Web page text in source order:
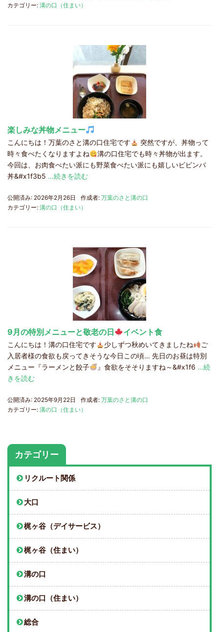
カテゴリー: 溝の口（住まい）
楽しみな丼物メニュー
こんにちは！万葉のさと溝の口住宅です
突然ですが、丼物って
時々食べたくなりますよね
溝の口住宅でも時々丼物が出ます。
今回は、お肉食べたい派にも野菜食べたい派にも嬉しいビビンバ
丼&#x1f3b5 …続きを読む
公開済み: 2026年2月26日 作成者: 万葉のさと溝の口
カテゴリー: 溝の口（住まい）
9月の特別メニューと敬老の日 イベント食
こんにちは！溝の口住宅です 少しずつ秋めいてきましたね
ご
入居者様の食欲も戻ってきそうな今日この頃… 先日のお昼は特別
メニュー『ラーメンと餃子
』食欲をそそりますね～&#x1f6 …続
きを読む
公開済み: 2025年9月22日 作成者: 万葉のさと溝の口
カテゴリー: 溝の口（住まい）
カテゴリー
リクルート関係
大口
梶ヶ谷（デイサービス）
梶ヶ谷（住まい）
溝の口
溝の口（住まい）
総合